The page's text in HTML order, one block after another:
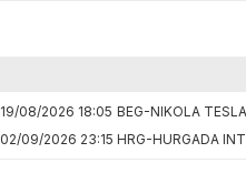
19/08/2026 18:05 BEG-NIKOLA TESLA
02/09/2026 23:15 HRG-HURGADA